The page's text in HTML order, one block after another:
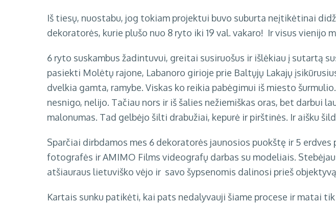
Iš tiesų, nuostabu, jog tokiam projektui buvo suburta neįtikėtinai
dekoratorės, kurie plušo nuo 8 ryto iki 19 val. vakaro! Ir visus
6 ryto suskambus žadintuvui, greitai susiruošus ir išlėkiau į sutartą
pasiekti Molėtų rajone, Labanoro girioje prie Baltųjų Lakajų
dvelkia gamta, ramybe. Viskas ko reikia pabėgimui iš miesto
nesnigo, nelijo. Tačiau nors ir iš šalies nežiemiškas oras, bet darbui
malonumas. Tad gelbėjo šilti drabužiai, kepurė ir pirštinės. Ir aišku
Sparčiai dirbdamos mes 6 dekoratorės jaunosios puokštę ir 5
fotografės irAMIMO Films videografų darbas su modeliais.
atšiauraus lietuviško vėjo ir savo šypsenomis dalinosi prieš
Kartais sunku patikėti, kai pats nedalyvauji šiame procese ir matai